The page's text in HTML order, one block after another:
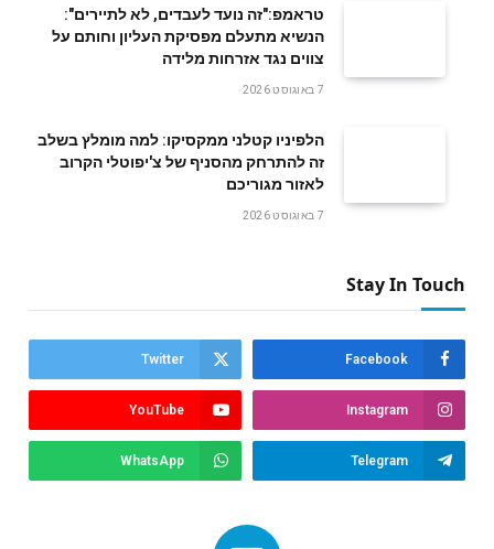
טראמפ:"זה נועד לעבדים, לא לתיירים":
הנשיא מתעלם מפסיקת העליון וחותם על
צווים נגד אזרחות מלידה
7 באוגוסט 2026
הלפיניו קטלני ממקסיקו: למה מומלץ בשלב
זה להתרחק מהסניף של צ'יפוטלי הקרוב
לאזור מגוריכם
7 באוגוסט 2026
Stay In Touch
Facebook
Twitter
Instagram
YouTube
Telegram
WhatsApp